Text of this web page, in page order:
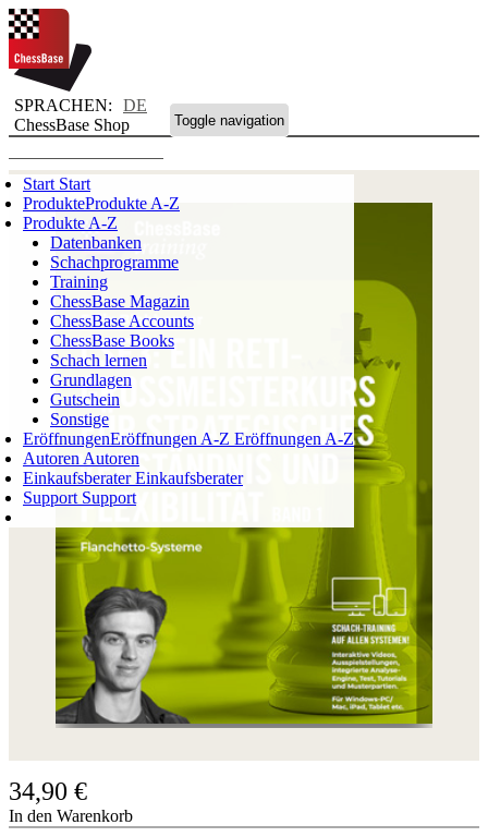
SPRACHEN:
DE
ChessBase Shop
Toggle navigation
Start Start
ProdukteProdukte A-Z
Produkte A-Z
Datenbanken
Schachprogramme
Training
ChessBase Magazin
ChessBase Accounts
ChessBase Books
Schach lernen
Grundlagen
Gutschein
Sonstige
EröffnungenEröffnungen A-Z Eröffnungen A-Z
Autoren Autoren
EinkaufsberaterEinkaufsberater
Support Support
WARENKORB
0
0,00 €
✔
34,90 €
In den Warenkorb